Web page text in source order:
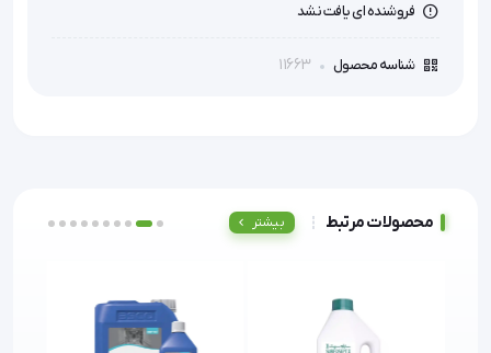
فروشنده ای یافت نشد
شناسه محصول 11663
محصولات مرتبط بیشتر